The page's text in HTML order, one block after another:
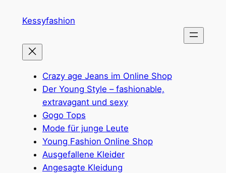
InhaltKessyfashion
Crazy age Jeans im Online Shop
Der Young Style – fashionable,
extravagant und sexy
Gogo Tops
Mode für junge Leute
Young Fashion Online Shop
Ausgefallene Kleider
Angesagte Kleidung